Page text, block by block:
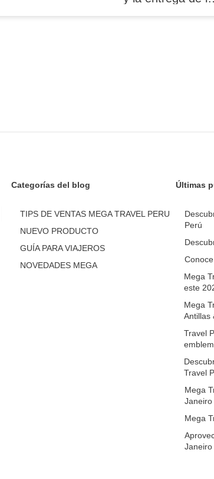
Categorías del blog
TIPS DE VENTAS MEGA TRAVEL PERU
NUEVO PRODUCTO
GUÍA PARA VIAJEROS
NOVEDADES MEGA
Últimas
Perú
Mega
este
Mega
Antillas
Travel
Travel
Mega
Janeiro
Mega
Janeiro